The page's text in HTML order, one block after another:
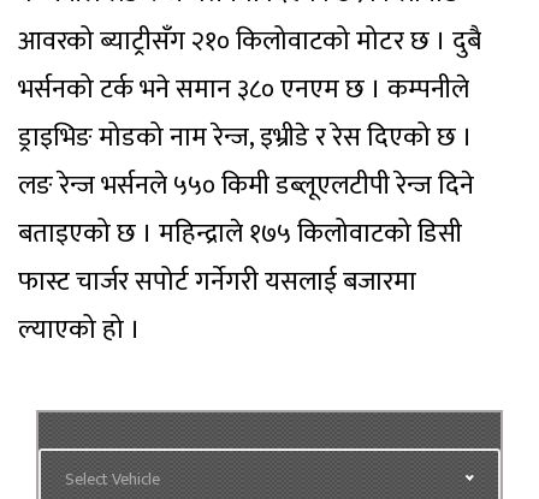
आवरको ब्याट्रीसँग २१० किलोवाटको मोटर छ । दुबै
भर्सनको टर्क भने समान ३८० एनएम छ । कम्पनीले
ड्राइभिङ मोडको नाम रेन्ज, इभ्रीडे र रेस दिएको छ ।
लङ रेन्ज भर्सनले ५५० किमी डब्लूएलटीपी रेन्ज दिने
बताइएको छ । महिन्द्राले १७५ किलोवाटको डिसी
फास्ट चार्जर सपोर्ट गर्नेगरी यसलाई बजारमा
ल्याएको हो ।
Select Vehicle